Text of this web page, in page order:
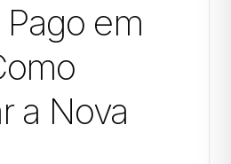
em
a Nova